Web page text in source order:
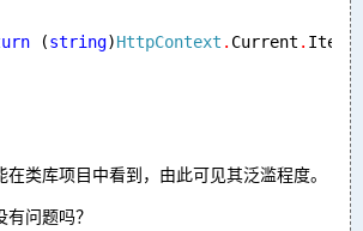
(string)HttpContext . Current .
类库项目中看到，由此可见其泛滥程度。
问题吗？